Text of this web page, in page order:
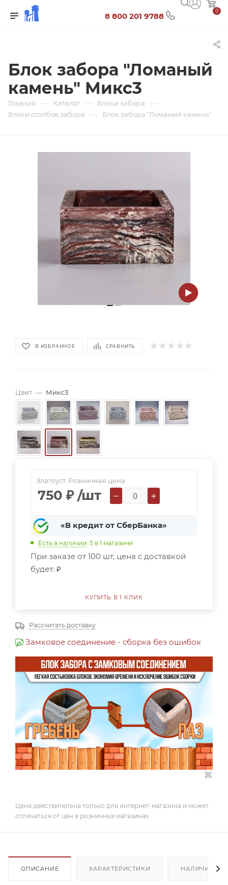
0
8 800 201 9788
Блок забора "Ломаный
камень" Микс3
Главная — Каталог — Блоки забора —
Блоки столбов забора — Блок забора "Ломаный камень"
В ИЗБРАННОЕ СРАВНИТЬ
Цвет — Микс3
Златоуст. Розничная цена
750 ₽ /шт − +
«В кредит от СберБанка»
Есть в наличии: 5 в 1 магазине
При заказе от 100 шт, цена с доставкой
будет: ₽
КУПИТЬ В 1 КЛИК
Рассчитать доставку
Замковое соединение - сборка без ошибок
✖
Цена действительна только для интернет-магазина и может
отличаться от цен в розничных магазинах
ОПИСАНИЕ ХАРАКТЕРИСТИКИ НАЛИЧИЕ